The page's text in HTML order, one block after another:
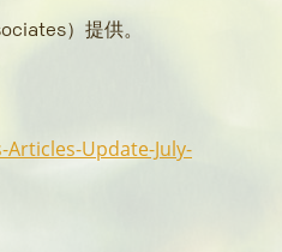
）提供。
Update-July-